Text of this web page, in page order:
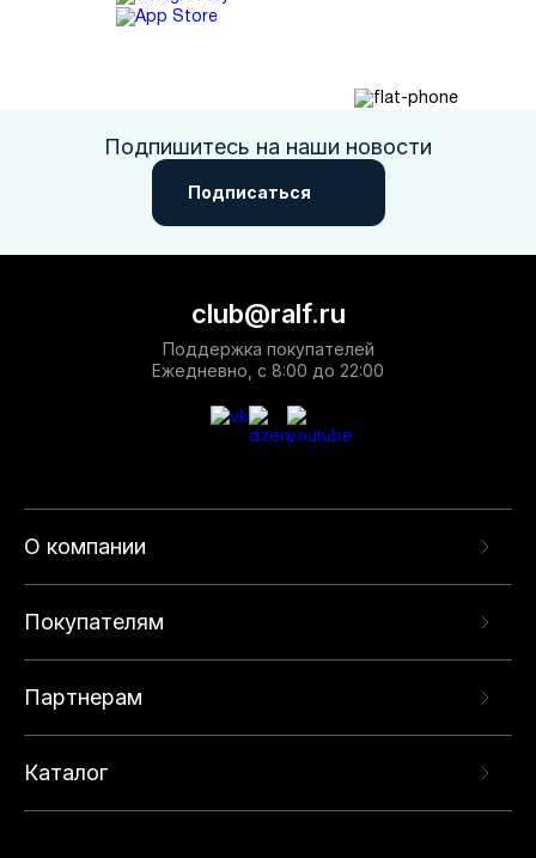
Подпишитесь на наши новости
Подписаться
О компании
Покупателям
Партнерам
Каталог
club@ralf.ru
Поддержка покупателей
Ежедневно, с 8:00 до 22:00